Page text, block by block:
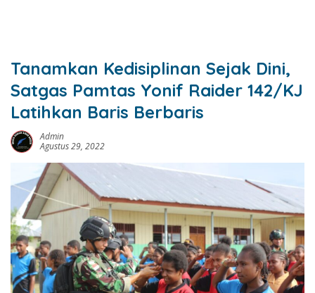
Tanamkan Kedisiplinan Sejak Dini,
Satgas Pamtas Yonif Raider 142/KJ
Latihkan Baris Berbaris
Admin
Agustus 29, 2022